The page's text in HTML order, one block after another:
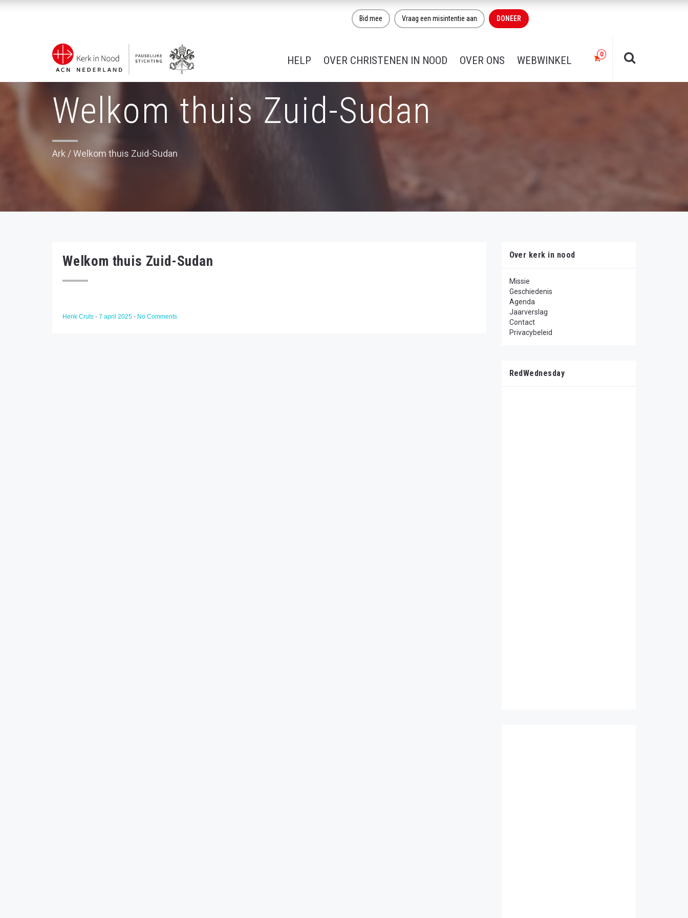
Bid mee Vraag een misintentie aan DONEER
HELP OVER CHRISTENEN IN NOOD OVER ONS WEBWINKEL
Welkom thuis Zuid-Sudan
Ark /Welkom thuis Zuid-Sudan
Welkom thuis Zuid-Sudan
Henk Cruts - 7 april 2025 - No Comments
Over kerk in nood
Missie
Geschiedenis
Agenda
Jaarverslag
Contact
Privacybeleid
RedWednesday